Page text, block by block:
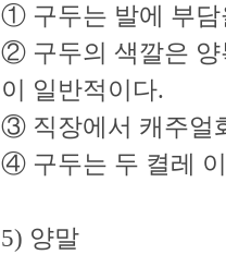
① 구두는 발에 부담
② 구두의 색깔은 양
이 일반적이다.
③ 직장에서 캐주얼
④ 구두는 두 켤레
5) 양말